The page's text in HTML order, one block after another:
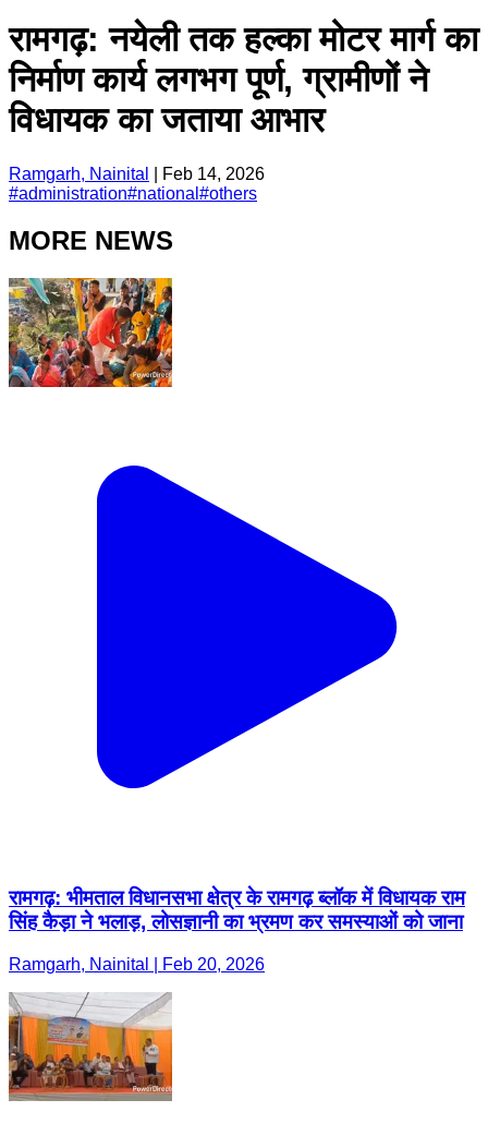
रामगढ़: नयेली तक हल्का मोटर मार्ग का
निर्माण कार्य लगभग पूर्ण, ग्रामीणों ने
विधायक का जताया आभार
Ramgarh, Nainital
Feb 14, 2026
#administration#national #others
MORE NEWS
रामगढ़: भीमताल विधानसभा क्षेत्र के रामगढ़ ब्लॉक में विधायक राम
सिंह कैड़ा ने भलाड़, लोसज्ञानी का भ्रमण कर समस्याओं को जाना
Ramgarh, Nainital | Feb 20, 2026